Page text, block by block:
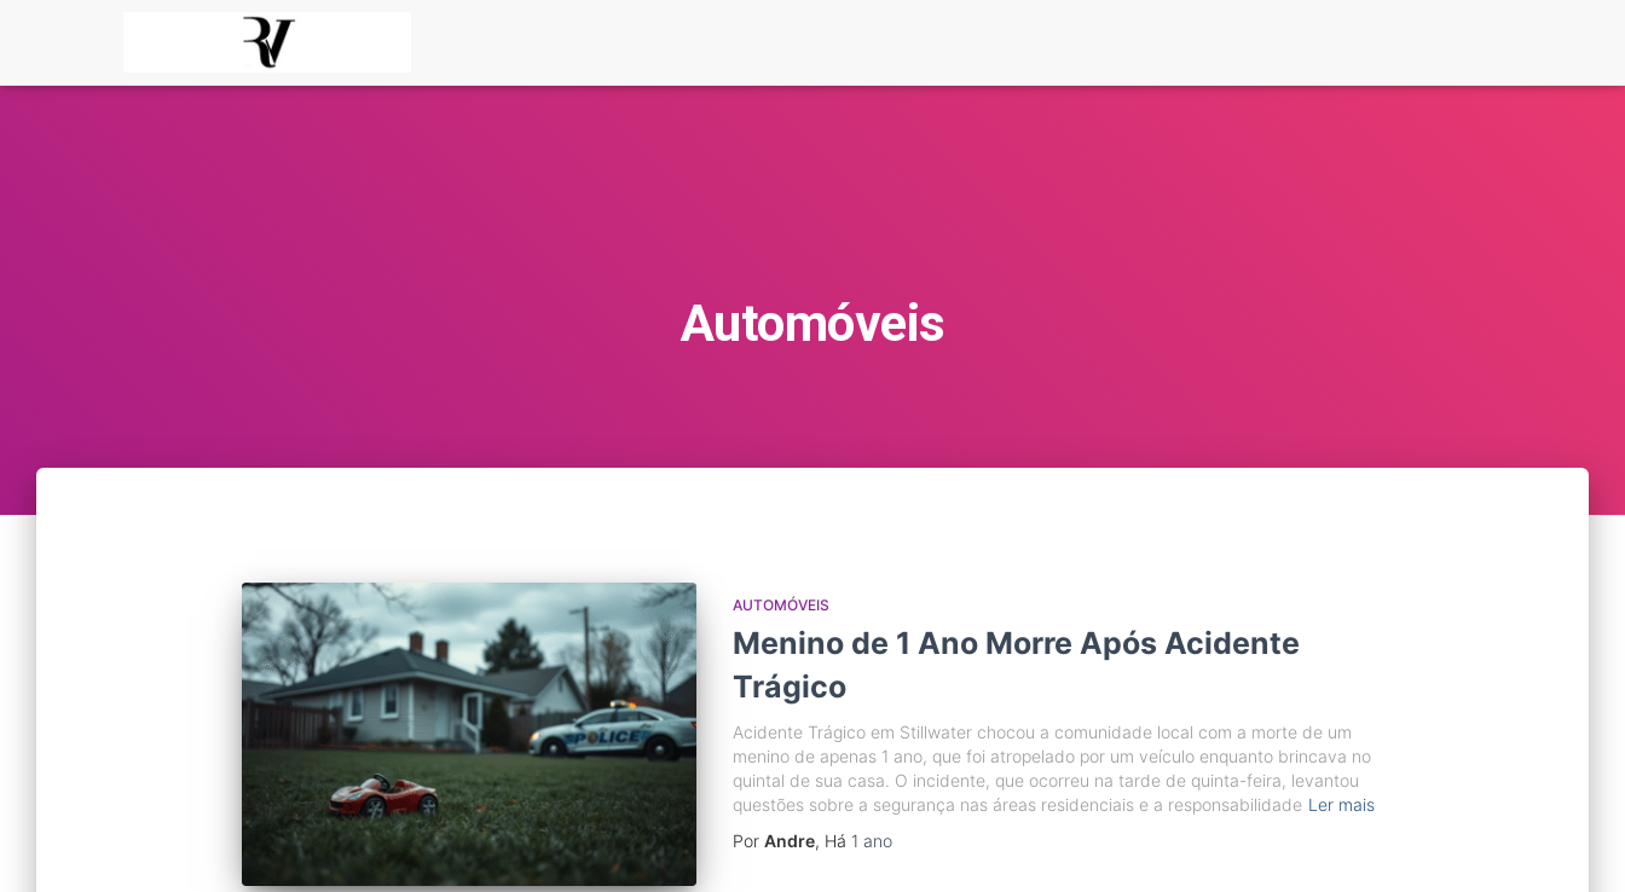
Automóveis
AUTOMÓVEIS
Menino de 1 Ano Morre Após Acidente
Trágico
Acidente Trágico em Stillwater chocou a comunidade local com a morte de um
menino de apenas 1 ano, que foi atropelado por um veículo enquanto brincava no
quintal de sua casa. O incidente, que ocorreu na tarde de quinta-feira, levantou
questões sobre a segurança nas áreas residenciais e a responsabilidade Ler mais
Por Andre, Há 1 ano